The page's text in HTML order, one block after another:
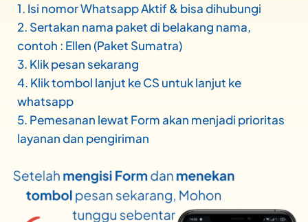
1. Isi nomor Whatsapp Aktif & bisa dihubungi
2. Sertakan nama paket di belakang nama,
contoh : Ellen (Paket Sumatra)
3. Klik pesan sekarang
4. Klik tombol lanjut ke CS untuk lanjut ke
whatsapp
5. Pemesanan lewat Form akan menjadi prioritas
layanan dan pengiriman